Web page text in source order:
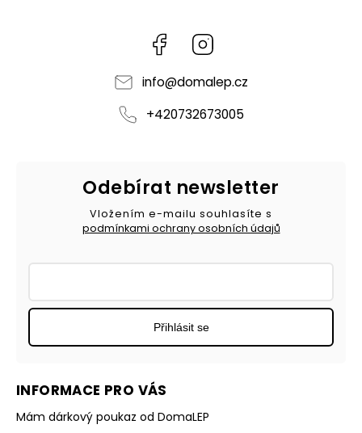
Facebook
info@domalep.cz
+420732673005
INFORMACE PRO VÁS
Mám dárkový poukaz od DomaLEP
Odebírat newsletter
Vložením e-mailu souhlasíte s
podmínkami ochrany osobních údajů
Přihlásit se